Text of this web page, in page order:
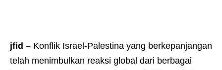
jfid – Konflik Israel-Palestina yang berkepanjangan
telah menimbulkan reaksi global dari berbagai